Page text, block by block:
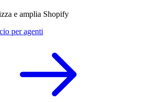
e amplia Shopify
per agenti